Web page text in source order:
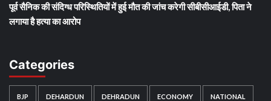
पूर्व सैनिक की संदिग्ध परिस्थितियों में हुई मौत की जांच करेगी सीबीसीआईडी, पिता ने
लगाया है हत्या का आरोप
Categories
BJP DEHARDUN DEHRADUN ECONOMY NATIONAL